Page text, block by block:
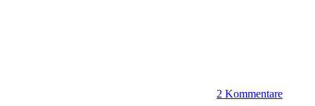
2 Kommentare